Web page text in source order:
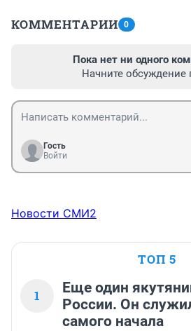
КОММЕНТАРИИ 0
Пока нет ни одного
Начните
Гость
Войти
Новости СМИ2
ТОП 5
1
Еще один
России. Он
самого начала